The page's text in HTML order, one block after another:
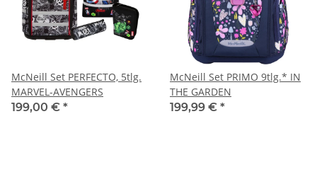
McNeill Set PERFECTO, 5tlg.
MARVEL-AVENGERS
199,00 € *
McNeill Set PRIMO 9tlg.* IN
THE GARDEN
199,99 € *